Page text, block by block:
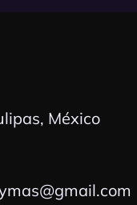
México